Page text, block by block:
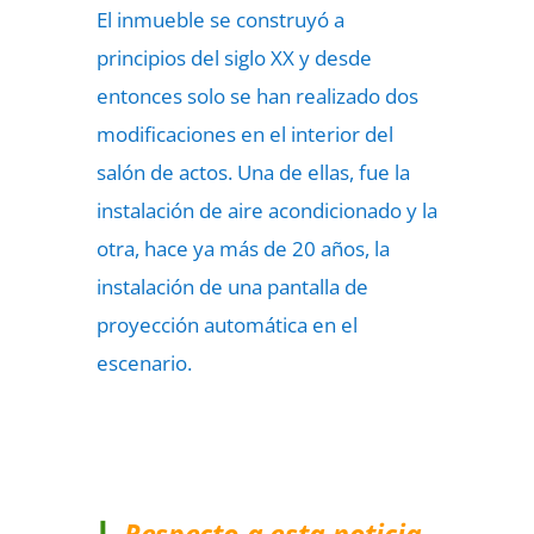
El inmueble se construyó a
principios del siglo XX y desde
entonces solo se han realizado dos
modificaciones en el interior del
salón de actos. Una de ellas, fue la
instalación de aire acondicionado y la
otra, hace ya más de 20 años, la
instalación de una pantalla de
proyección automática en el
escenario.